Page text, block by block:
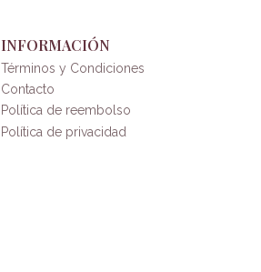
INFORMACIÓN
Términos y Condiciones
Contacto
Política de reembolso
Política de privacidad